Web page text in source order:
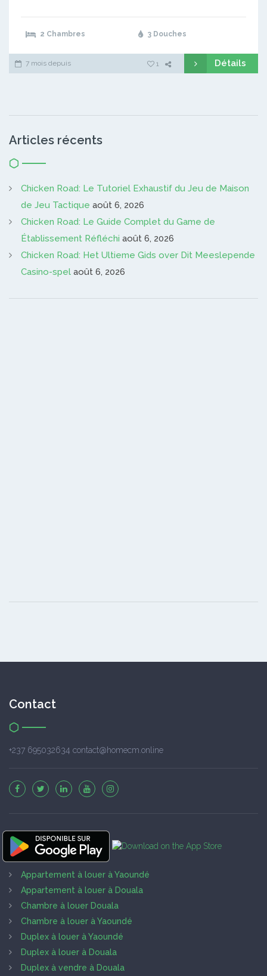
2 Chambres 3 Douches
7 mois depuis 1 Détails
Articles récents
Chicken Road: Le Tutoriel Exhaustif du Jeu de Maison
de Jeu Tactique août 6, 2026
Chicken Road: Le Guide Complet du Game de
Établissement Réfléchi août 6, 2026
Chicken Road: Het Ultieme Gids over Dit Meeslepende
Casino-spel août 6, 2026
Contact
+237 695032634 contact@homecm.online
Appartement à louer à Yaoundé
Appartement à louer à Douala
Chambre à louer Douala
Chambre à louer à Yaoundé
Duplex à louer à Yaoundé
Duplex à louer à Douala
Duplex à vendre à Douala